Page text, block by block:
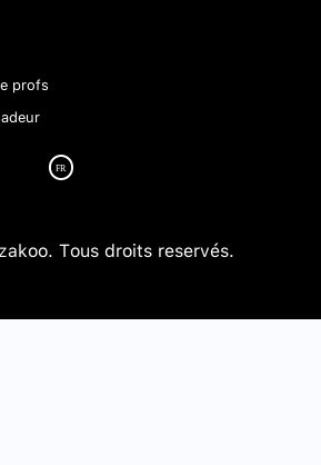
profs
Tous droits reservés.